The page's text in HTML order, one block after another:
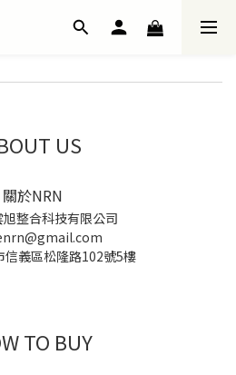
US
關於NRN
旭整合科技有限公司
信義區松隆路102號5樓
TO BUY